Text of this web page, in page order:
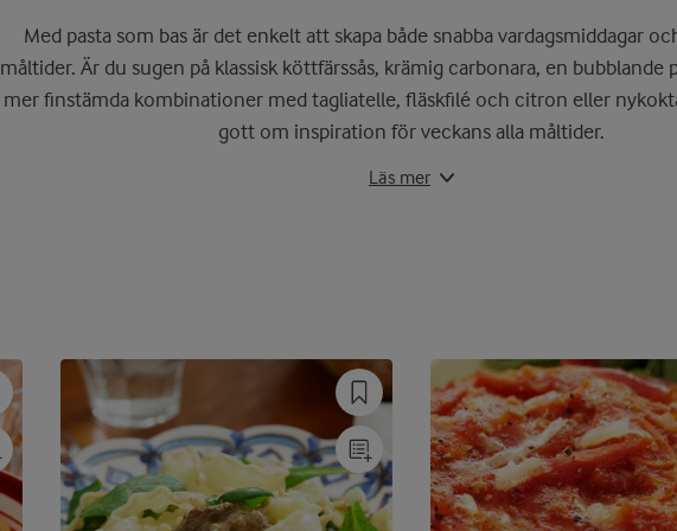
Med pasta som bas är det enkelt att skapa både snabba vardagsmiddagar
måltider. Är du sugen på klassisk köttfärssås, krämig carbonara, en bubblande
mer finstämda kombinationer med tagliatelle, fläskfilé och citron eller
gott om inspiration för veckans alla måltider.
Något annat som kan vara klurigt
hittar du alla
Läs mer